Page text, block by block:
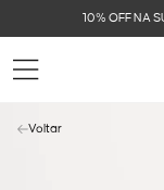
10% OFF NA
Voltar